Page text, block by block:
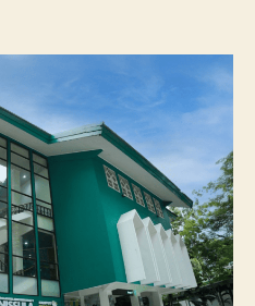
Terpilih
Rumah
KPDI
XIX
Tahun
2028